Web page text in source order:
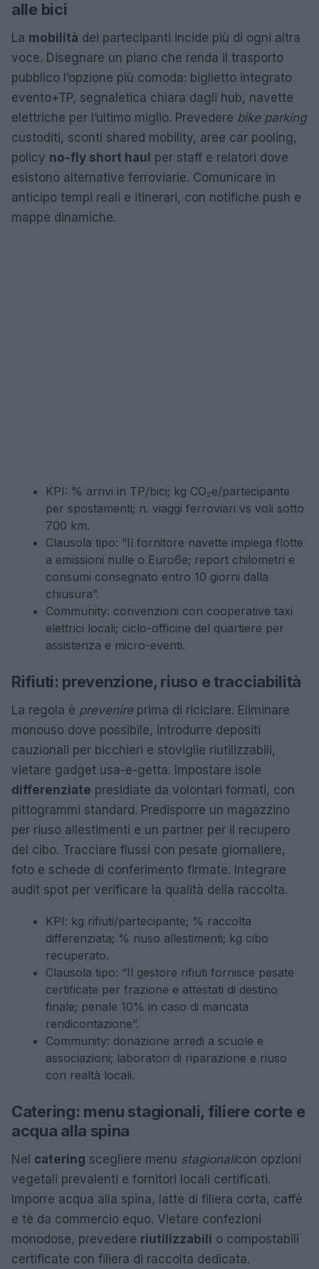
alle bici
La mobilità dei partecipanti incide più di ogni altra
voce. Disegnare un piano che renda il trasporto
pubblico l’opzione più comoda: biglietto integrato
evento+TP, segnaletica chiara dagli hub, navette
elettriche per l’ultimo miglio. Prevedere bike parking
custoditi, sconti shared mobility, aree car pooling,
policy no-fly short haul per staff e relatori dove
esistono alternative ferroviarie. Comunicare in
anticipo tempi reali e itinerari, con notifiche push e
mappe dinamiche.
KPI: % arrivi in TP/bici; kg CO₂e/partecipante
per spostamenti; n. viaggi ferroviari vs voli sotto
700 km.
Clausola tipo: “Il fornitore navette impiega flotte
a emissioni nulle o Euro6e; report chilometri e
consumi consegnato entro 10 giorni dalla
chiusura”.
Community: convenzioni con cooperative taxi
elettrici locali; ciclo-officine del quartiere per
assistenza e micro-eventi.
Rifiuti: prevenzione, riuso e tracciabilità
La regola è prevenireprima di riciclare. Eliminare
monouso dove possibile, introdurre depositi
cauzionali per bicchieri e stoviglie riutilizzabili,
vietare gadget usa-e-getta. Impostare isole
differenziate presidiate da volontari formati, con
pittogrammi standard. Predisporre un magazzino
per riuso allestimenti e un partner per il recupero
del cibo. Tracciare flussi con pesate giornaliere,
foto e schede di conferimento firmate. Integrare
audit spot per verificare la qualità della raccolta.
KPI: kg rifiuti/partecipante; % raccolta
differenziata; % riuso allestimenti; kg cibo
recuperato.
Clausola tipo: “Il gestore rifiuti fornisce pesate
certificate per frazione e attestati di destino
finale; penale 10% in caso di mancata
rendicontazione”.
Community: donazione arredi a scuole e
associazioni; laboratori di riparazione e riuso
con realtà locali.
Catering: menu stagionali, filiere corte e
acqua alla spina
Nel catering scegliere menu stagionalicon opzioni
vegetali prevalenti e fornitori locali certificati.
Imporre acqua alla spina, latte di filiera corta, caffè
e tè da commercio equo. Vietare confezioni
monodose, prevedere riutilizzabili o compostabili
certificate con filiera di raccolta dedicata.